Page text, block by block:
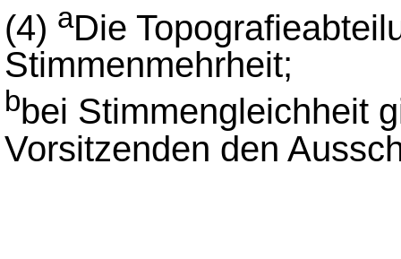
(4) aDie
Stimmenmehrheit;
bbei Stimmengleichheit
Vorsitzenden den